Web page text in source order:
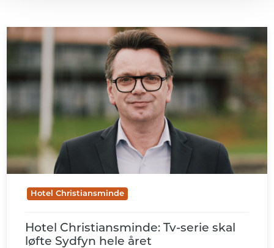
Hotel Christiansminde
Hotel Christiansminde: Tv-serie skal
løfte Sydfyn hele året